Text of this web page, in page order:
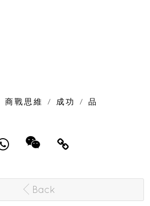
商戰思維 / 成功 /
品
Back